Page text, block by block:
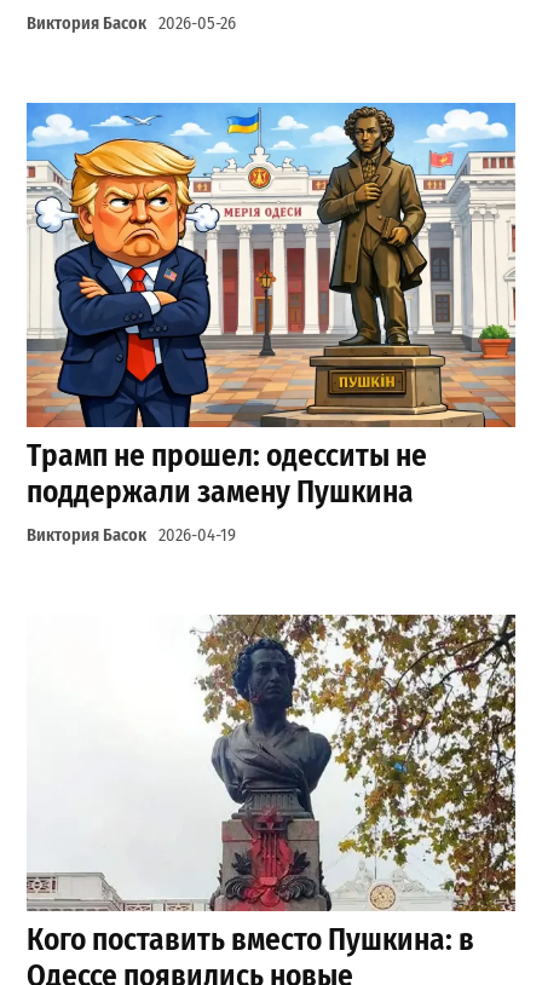
Виктория Басок 2026-05-26
Трамп не прошел: одесситы не
поддержали замену Пушкина
Виктория Басок 2026-04-19
Кого поставить вместо Пушкина: в
Одессе появились новые